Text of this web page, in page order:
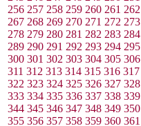
256 257 258 259 260 261 262
267 268 269 270 271 272 273
278 279 280 281 282 283 284
289 290 291 292 293 294 295
300 301 302 303 304 305 306
311 312 313 314 315 316 317
322 323 324 325 326 327 328
333 334 335 336 337 338 339
344 345 346 347 348 349 350
355 356 357 358 359 360 361